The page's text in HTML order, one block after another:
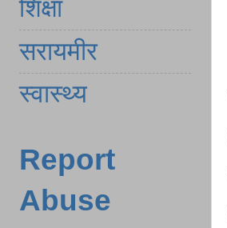
शिक्षा
सरायमीर
स्वास्थ्य
Report
Abuse